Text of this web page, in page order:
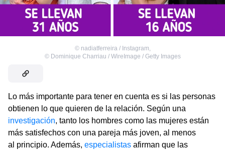
© nadiatferreira / Instagram,
© Dominique Charriau / WireImage / Getty Images
Lo más importante para tener en cuenta es si las personas
obtienen lo que quieren de la relación. Según una
investigación, tanto los hombres como las mujeres están
más satisfechos con una pareja más joven, al menos
al principio. Además, especialistas afirman que las